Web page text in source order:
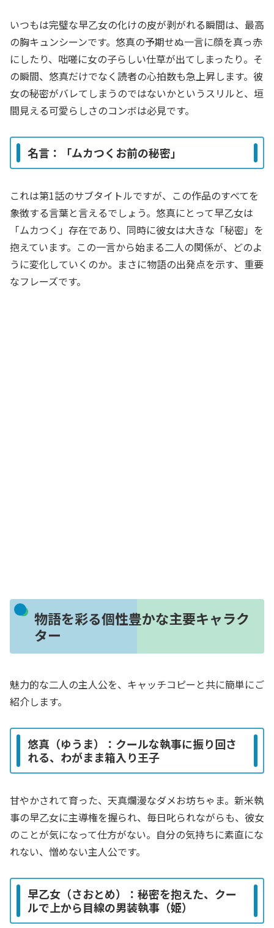
いつもは完璧な早乙女の化けの皮が剥がれる瞬間は、最高
の胸キュンシーンです。悠真の予期せぬ一言に顔を真っ赤
にしたり、咄嗟に女の子らしい仕草が出てしまったり。そ
の瞬間、悠真だけでなく読者の心拍数も急上昇します。彼
女の秘密がバレてしまうのではないかというスリルと、垣
間見える可愛らしさのコンボは必見です。
名言：「ムカつくお前の秘密」
これは第1話のサブタイトルですが、この作品のすべてを
象徴する言葉と言えるでしょう。悠真にとって早乙女は
「ムカつく」存在であり、同時に彼女は大きな「秘密」を
抱えています。この一言から始まる二人の関係が、どのよ
うに変化していくのか。まさに物語の出発点を示す、重要
なフレーズです。
物語を彩る個性豊かな主要キャラク
ター
魅力的な二人の主人公を、キャッチコピーと共に簡単にご
紹介します。
悠真（ゆうま）：クールな執事に振り回さ
れる、わがまま箱入り王子
甘やかされて育った、天真爛漫なダメお坊ちゃま。新米執
事の早乙女に主導権を握られ、毎日叱られながらも、彼女
のことが気になって仕方がない。自分の気持ちに素直にな
れない、憎めない主人公です。
早乙女（さおとめ）：秘密を抱えた、クー
ルで上から目線の男装執事（姫）